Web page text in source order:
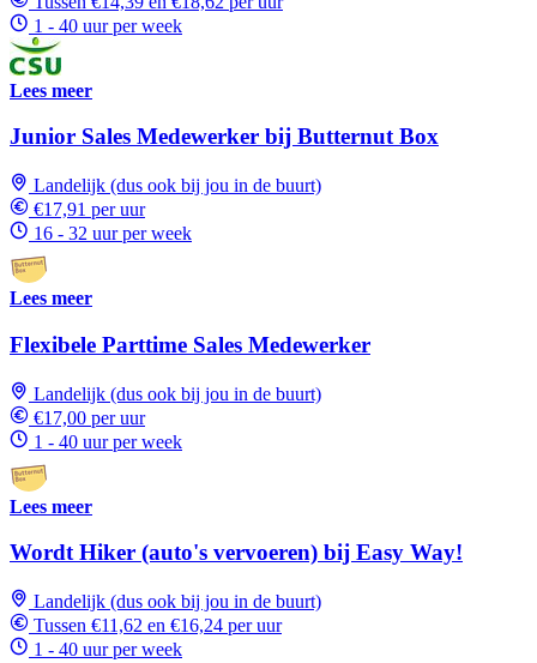
1 - 40 uur per week
Lees meer
Junior Sales Medewerker bij Butternut Box
Landelijk (dus ook bij jou in de buurt)
€17,91 per uur
16 - 32 uur per week
Lees meer
Flexibele Parttime Sales Medewerker
Landelijk (dus ook bij jou in de buurt)
€17,00 per uur
1 - 40 uur per week
Lees meer
Wordt Hiker (auto's vervoeren) bij Easy Way!
Landelijk (dus ook bij jou in de buurt)
Tussen €11,62 en €16,24 per uur
1 - 40 uur per week